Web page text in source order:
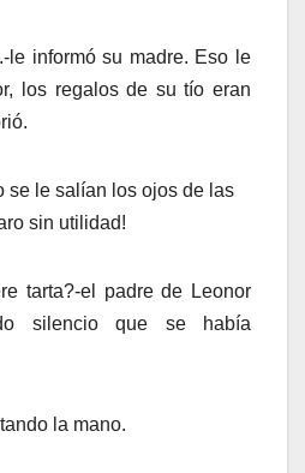
le informó su madre. Eso le
los regalos de su tío eran
se le salían los ojos de las
sin utilidad!
tarta?-el padre de Leonor
silencio que se había
la mano.